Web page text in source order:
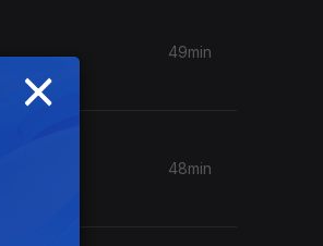
49min
48min
×